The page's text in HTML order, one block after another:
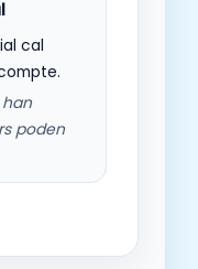
cal
poden